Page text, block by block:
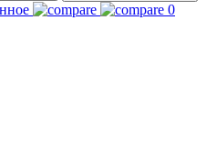
0